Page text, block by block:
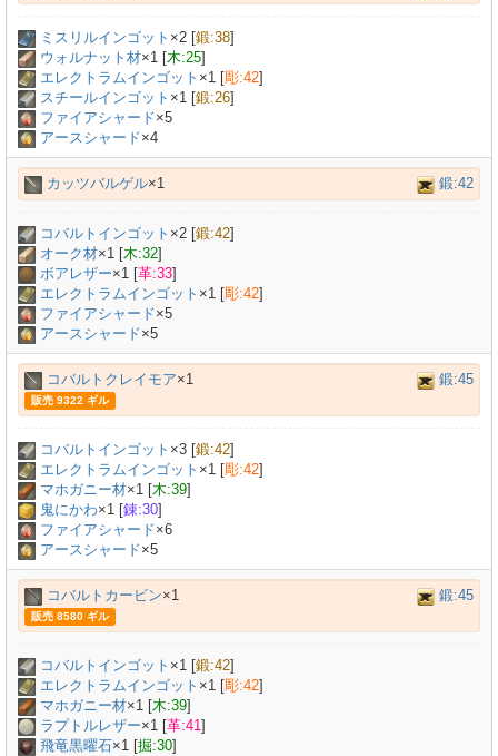
ミスリルインゴット ×2 [鍛:38]
ウォルナット材×1 [木:25]
エレクトラムインゴット ×1 [彫:42]
スチールインゴット ×1 [鍛:26]
ファイアシャード×5
アースシャード×4
カッツバルゲル×1 鍛:42
コバルトインゴット ×2 [鍛:42]
オーク材×1 [木:32]
ボアレザー×1 [革:33]
エレクトラムインゴット ×1 [彫:42]
ファイアシャード×5
アースシャード×5
コバルトクレイモア×1 鍛:45
販売 9322 ギル
コバルトインゴット ×3 [鍛:42]
エレクトラムインゴット ×1 [彫:42]
マホガニー材×1 [木:39]
鬼にかわ×1 [錬:30]
ファイアシャード×6
アースシャード×5
コバルトカービン×1 鍛:45
販売 8580 ギル
コバルトインゴット ×1 [鍛:42]
エレクトラムインゴット ×1 [彫:42]
マホガニー材×1 [木:39]
ラプトルレザー×1 [革:41]
飛竜黒曜石×1 [掘:30]